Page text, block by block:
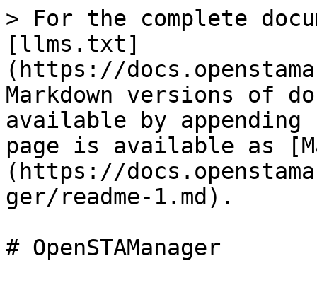
> For the complete
[llms.txt]
(https://
Markdown versions of
available by
page is available as
(https://
ger/readme-1.md).
# OpenSTAManager